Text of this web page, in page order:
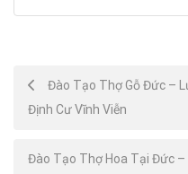
Post
navigation
Đào Tạo Thợ Gỗ Đức –
Định Cư Vĩnh Viễn
Đào Tạo Thợ Hoa Tại Đức –